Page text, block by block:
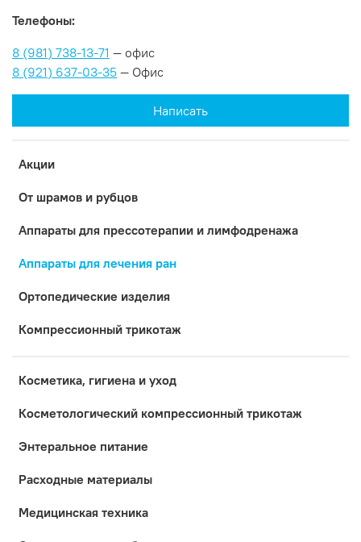
Акции
От шрамов и рубцов
Аппараты для прессотерапии и лимфодренажа
Аппараты для лечения ран
Ортопедические изделия
Компрессионный трикотаж
Косметика, гигиена и уход
Коcметологический компрессионный трикотаж
Энтеральное питание
Расходные материалы
Медицинская техника
Телефоны:
8 (981) 738-13-71 — офис
8 (921) 637-03-35 — Офис
Написать